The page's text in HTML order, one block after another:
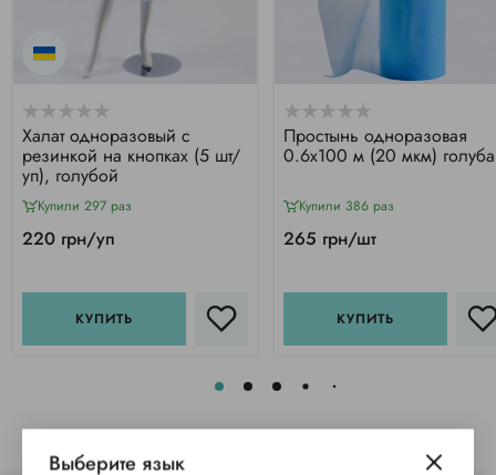
Халат одноразовый с
резинкой на кнопках (5 шт/
уп), голубой
Купили 297 раз
220 грн/уп
КУПИТЬ
Простынь одноразовая
0.6х100 м (20 мкм)
Купили 386 раз
265 грн/шт
КУПИТЬ
Выберите язык